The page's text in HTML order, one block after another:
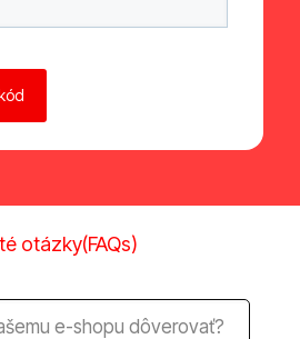
otázky(FAQs)
e-shopu dôverovať?